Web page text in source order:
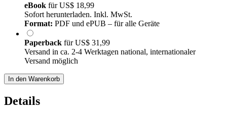
eBook fürUS$ 18,99
Sofort herunterladen. Inkl. MwSt.
Format: PDF und ePUB – für alle Geräte
Paperback fürUS$ 31,99
Versand in ca. 2-4 Werktagen national, internationaler
Versand möglich
In den Warenkorb
Details